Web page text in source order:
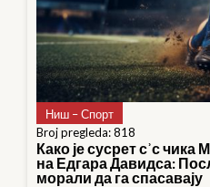
Ниш – Спорт
Broj pregleda: 818
Како је сусрет сʾс
на Едгара Давидса:
морали да га спасавају